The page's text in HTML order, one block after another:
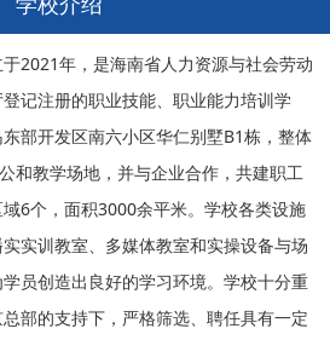
2021年，是海南省人力资源与社会劳动
记注册的职业技能、职业能力培训学
部开发区南六小区华仁别墅B1栋，整体
和教学场地，并与企业合作，共建职工
6个，面积3000余平米。学校各类设施
实训教室、多媒体教室和实操设备与场
员创造出良好的学习环境。学校十分重
部的支持下，严格筛选、聘任具有一定